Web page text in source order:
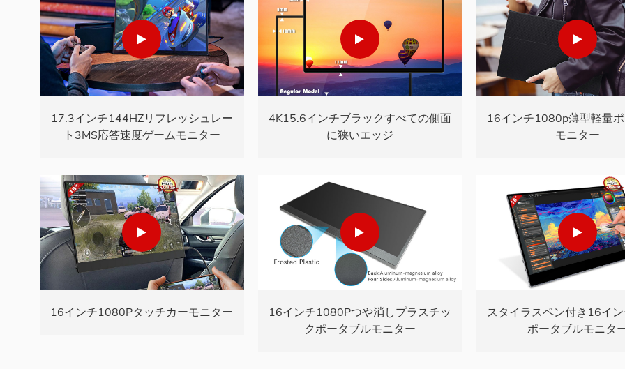
17.3インチ144HZリフレッシュレー
ト3MS応答速度ゲームモニター
4K15.6インチブラックすべての側面
に狭いエッジ
16インチ1080p薄型軽量
モニター
16インチ1080Pタッチカーモニター
16インチ1080Pつや消しプラスチッ
クポータブルモニター
スタイラスペン付き16イ
ポータブルモニタ